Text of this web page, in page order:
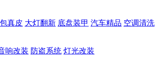
真皮 大灯翻新 底盘装甲 汽车精品 空调清洗
响改装 防盗系统 灯光改装